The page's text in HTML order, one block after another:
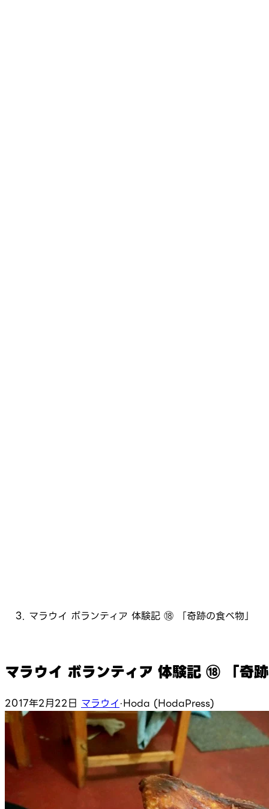
マラウイ ボランティア 体験記 ⑱ 「奇跡の食べ物」
マラウイ ボランティア 体験記 ⑱ 「奇
2017年2月22日 マラウイ·Hoda (HodaPress)